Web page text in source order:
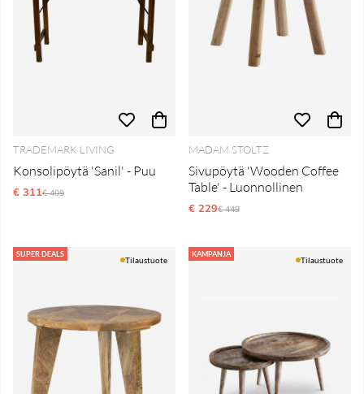
TRADEMARK LIVING
Konsolipöytä 'Sanil' - Puu
€ 311Normaali hinta
€ 409
MADAM STOLTZ
Sivupöytä 'Wooden Coffee
Table' - Luonnollinen
€ 229Normaali hinta
€ 449
SUPER DEALS
Tilaustuote
KAMPANJA
Tilaustuote